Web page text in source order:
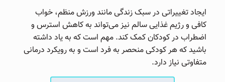
ایجاد تغییراتی در سبک زندگی مانند ورزش منظم، خواب
کافی و رژیم غذایی سالم نیز می‌تواند به کاهش استرس و
اضطراب در کودکان کمک کند. مهم است که به یاد داشته
باشید که هر کودکی منحصر به فرد است و به رویکرد درمانی
متفاوتی نیاز دارد.